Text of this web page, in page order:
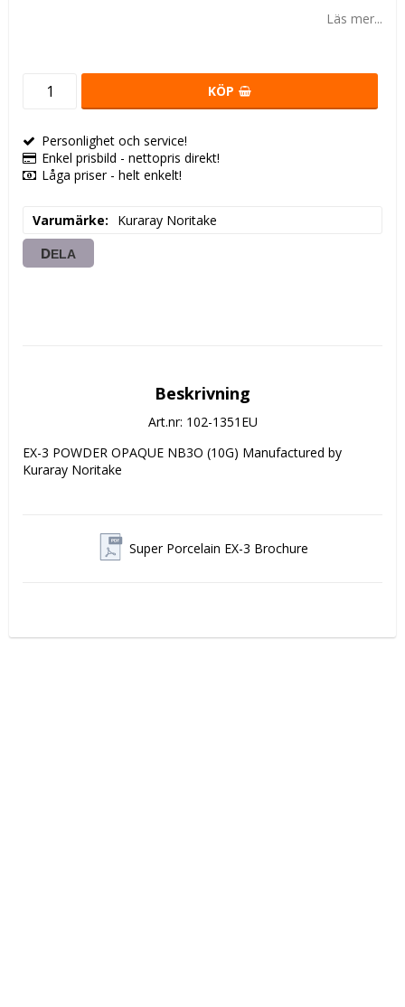
Läs mer...
KÖP
Personlighet och service!
Enkel prisbild - nettopris direkt!
Låga priser - helt enkelt!
Varumärke Kuraray Noritake
DELA
Beskrivning
Art.nr: 102-1351EU
EX-3 POWDER OPAQUE NB3O (10G) Manufactured by
Kuraray Noritake
Super Porcelain EX-3 Brochure